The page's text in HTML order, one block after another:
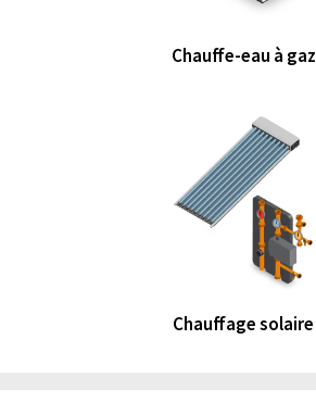
Chauffe-eau à gaz
Chauffage solaire